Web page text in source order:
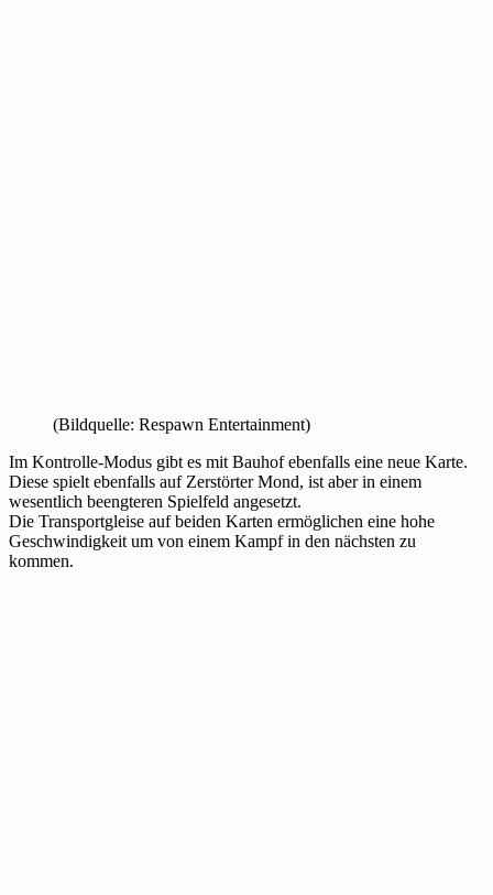
(Bildquelle: Respawn Entertainment)
Im Kontrolle-Modus gibt es mit Bauhof ebenfalls eine neue Karte.
Diese spielt ebenfalls auf Zerstörter Mond, ist aber in einem
wesentlich beengteren Spielfeld angesetzt.
Die Transportgleise auf beiden Karten ermöglichen eine hohe
Geschwindigkeit um von einem Kampf in den nächsten zu
kommen.